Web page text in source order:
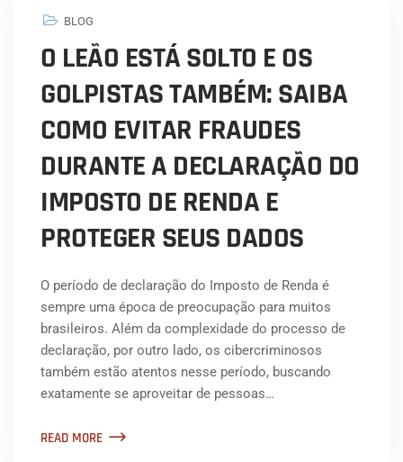
BLOG
O LEÃO ESTÁ SOLTO E OS
GOLPISTAS TAMBÉM: SAIBA
COMO EVITAR FRAUDES
DURANTE A DECLARAÇÃO DO
IMPOSTO DE RENDA E
PROTEGER SEUS DADOS
O período de declaração do Imposto de Renda é
sempre uma época de preocupação para muitos
brasileiros. Além da complexidade do processo de
declaração, por outro lado, os cibercriminosos
também estão atentos nesse período, buscando
exatamente se aproveitar de pessoas…
READ MORE